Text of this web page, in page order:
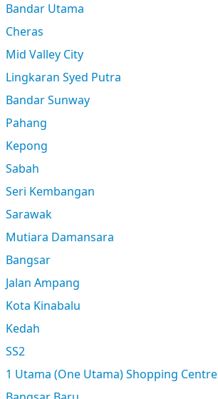
Bandar Utama
Cheras
Mid Valley City
Lingkaran Syed Putra
Bandar Sunway
Pahang
Kepong
Sabah
Seri Kembangan
Sarawak
Mutiara Damansara
Bangsar
Jalan Ampang
Kota Kinabalu
Kedah
SS2
1 Utama (One Utama) Shopping Centre